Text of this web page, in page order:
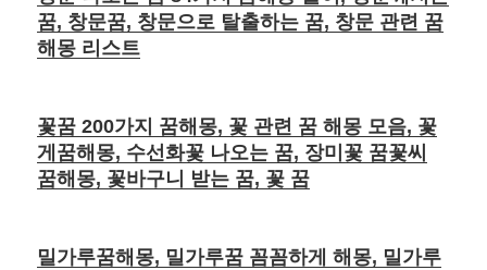
꿈, 창문꿈, 창문으로 탈출하는 꿈, 창문 관련 꿈
해몽 리스트
꽃꿈 200가지 꿈해몽, 꽃 관련 꿈 해몽 모음, 꽃
게꿈해몽, 수선화꽃 나오는 꿈, 장미꽃 꿈꽃씨
꿈해몽, 꽃바구니 받는 꿈, 꽃 꿈
밀가루꿈해몽, 밀가루꿈 꼼꼼하게 해몽, 밀가루